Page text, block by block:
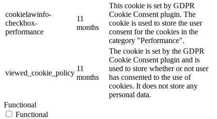
cookielawinfo-
checkbox-
performance
11
months
This cookie is set by GDPR
Cookie Consent plugin. The
cookie is used to store the user
consent for the cookies in the
category "Performance".
viewed_cookie_policy
11
months
The cookie is set by the GDPR
Cookie Consent plugin and is
used to store whether or not user
has consented to the use of
cookies. It does not store any
personal data.
Functional
Functional